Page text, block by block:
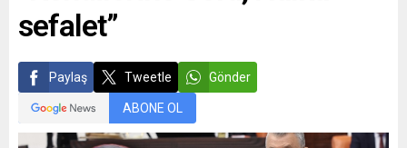
sefalet”
Paylaş Tweetle Gönder
ABONE OL